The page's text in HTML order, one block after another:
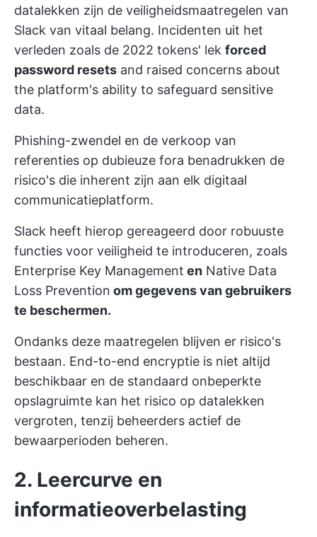
datalekken zijn de veiligheidsmaatregelen van
Slack van vitaal belang. Incidenten uit het
verleden zoals de 2022 tokens' lek forced
password resets and raised concerns about
the platform's ability to safeguard sensitive
data.
Phishing-zwendel en de verkoop van
referenties op dubieuze fora benadrukken de
risico's die inherent zijn aan elk digitaal
communicatieplatform.
Slack heeft hierop gereageerd door robuuste
functies voor veiligheid te introduceren, zoals
Enterprise Key Management en Native Data
Loss Prevention om gegevens van gebruikers
te beschermen.
Ondanks deze maatregelen blijven er risico's
bestaan. End-to-end encryptie is niet altijd
beschikbaar en de standaard onbeperkte
opslagruimte kan het risico op datalekken
vergroten, tenzij beheerders actief de
bewaarperioden beheren.
2. Leercurve en
informatieoverbelasting